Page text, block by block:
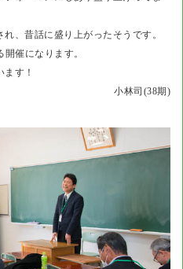
、昔話に盛り上がったそうです。
催になります。
す！
小林司(38期)